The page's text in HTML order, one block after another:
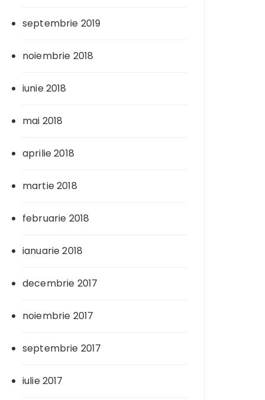
septembrie 2019
noiembrie 2018
iunie 2018
mai 2018
aprilie 2018
martie 2018
februarie 2018
ianuarie 2018
decembrie 2017
noiembrie 2017
septembrie 2017
iulie 2017